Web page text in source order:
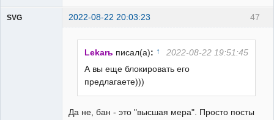
47
SVG 2022-08-22 20:03:23
Lekarь писал(а): ↑
2022-08-22 19:51:45
А вы еще блокировать его
предлагаете)))
Да не, бан - это "высшая мера". Просто посты